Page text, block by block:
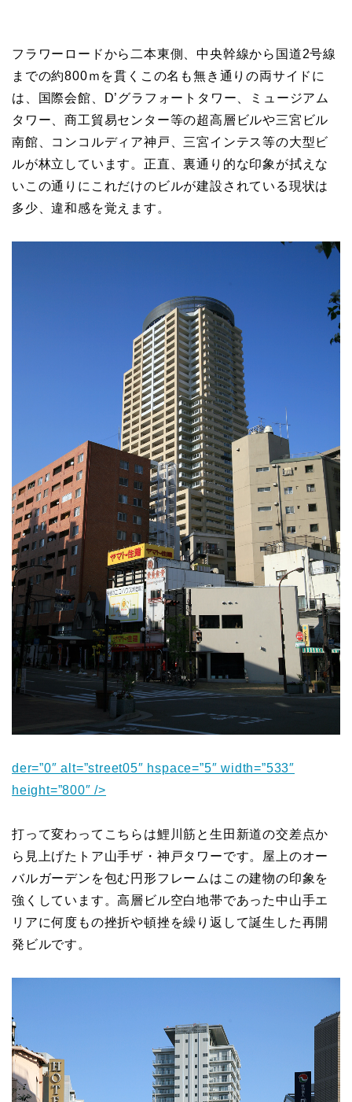
フラワーロードから二本東側、中央幹線から国道2号線
までの約800ｍを貫くこの名も無き通りの両サイドに
は、国際会館、D’グラフォートタワー、ミュージアム
タワー、商工貿易センター等の超高層ビルや三宮ビル
南館、コンコルディア神戸、三宮インテス等の大型ビ
ルが林立しています。正直、裏通り的な印象が拭えな
いこの通りにこれだけのビルが建設されている現状は
多少、違和感を覚えます。
der=”0″ alt=”street05″ hspace=”5″ width=”533″
height=”800″ />
打って変わってこちらは鯉川筋と生田新道の交差点か
ら見上げたトア山手ザ・神戸タワーです。屋上のオー
バルガーデンを包む円形フレームはこの建物の印象を
強くしています。高層ビル空白地帯であった中山手エ
リアに何度もの挫折や頓挫を繰り返して誕生した再開
発ビルです。